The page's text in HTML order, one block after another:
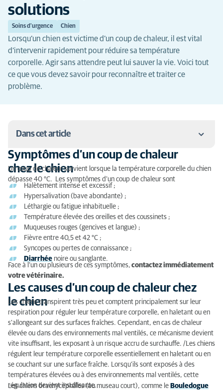
solutions
Soins d'urgence Chien
Lorsqu’un chien est victime d’un coup de chaleur, il est vital
d’intervenir rapidement pour réduire sa température
corporelle. Agir sans attendre peut lui sauver la vie. Voici tout
ce que vous devez savoir pour reconnaître et traiter ce
problème.
Dans cet article
Symptômes d’un coup de chaleur chez le chien
Les causes d’un coup de chaleur chez le chien
Que faire en cas de coup de chaleur ?
Prévenir un coup de chaleur
Quand consulter un vétérinaire ?
Symptômes d’un coup de chaleur
chez le chien
Un coup de chaleur survient lorsque la température corporelle du chien
dépasse 40 °C. Les symptômes d’un coup de chaleur sont
Halètement intense et excessif ;
Hypersalivation (bave abondante) ;
Léthargie ou fatigue inhabituelle ;
Température élevée des oreilles et des coussinets ;
Muqueuses rouges (gencives et langue) ;
Fièvre entre 40,5 et 42 °C ;
Syncopes ou pertes de connaissance ;
Diarrhée noire ou sanglante.
Face à l’un ou plusieurs de ces symptômes, contactez immédiatement
votre vétérinaire.
Les causes d’un coup de chaleur chez
le chien
Les chiens transpirent très peu et comptent principalement sur leur
respiration pour réguler leur température corporelle, en haletant ou en
s'allongeant sur des surfaces fraîches. Cependant, en cas de chaleur
élevée ou dans des environnements mal ventilés, ce mécanisme devient
vite insuffisant, les exposant à un risque accru de surchauffe. /Les chiens
régulent leur température corporelle essentiellement en haletant ou en
se couchant sur une surface fraîche. Lorsqu’ils sont exposés à des
températures élevées ou à des environnements mal ventilés, cette
régulation devient insuffisante.
Les chiens brachycéphales (au museau court), comme le Bouledogue